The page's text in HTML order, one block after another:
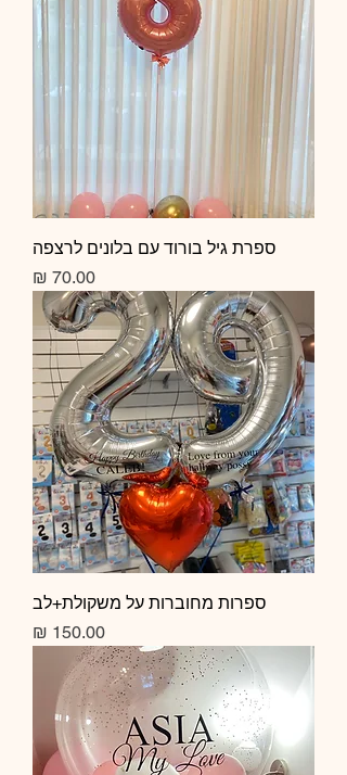
ספרת גיל בורוד עם בלונים לרצפה
מחיר
ספרות מחוברות על משקולת+לב
מחיר